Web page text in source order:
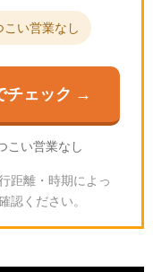
こい営業なし
チェック →
こい営業なし
距離・時期によっ
認ください。
ペックと入手方法